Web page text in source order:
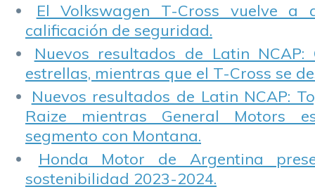
El Volkswagen T-Cross vuelve a
calificación de seguridad.
Nuevos resultados de Latin NCAP:
estrellas, mientras que el T-Cross se
Nuevos resultados de Latin NCAP:
Raize mientras General Motors
segmento con Montana.
Honda Motor de Argentina
sostenibilidad 2023-2024.